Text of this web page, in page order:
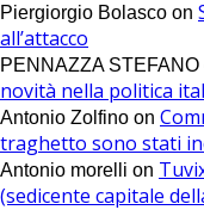
Piergiorgio Bolasco on
all’attacco
PENNAZZA STEFANO
novità nella politica
Antonio Zolfino on
traghetto sono stati
Antonio morelli on
(sedicente capitale